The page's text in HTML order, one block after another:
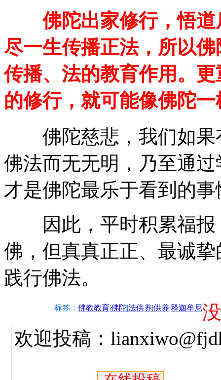
佛陀出家修行，悟道
尽一生传播正法，所以
传播、法的教育作用。
的修行，就可能像佛陀
佛陀慈悲，我们如果
佛法而无无明，乃至通
才是佛陀最乐于看到的事
因此，平时积累福报
佛，但真真正正、最诚
践行佛法。
标签： 佛教教育|佛陀|法供养|供养|释迦牟尼
欢迎投稿：